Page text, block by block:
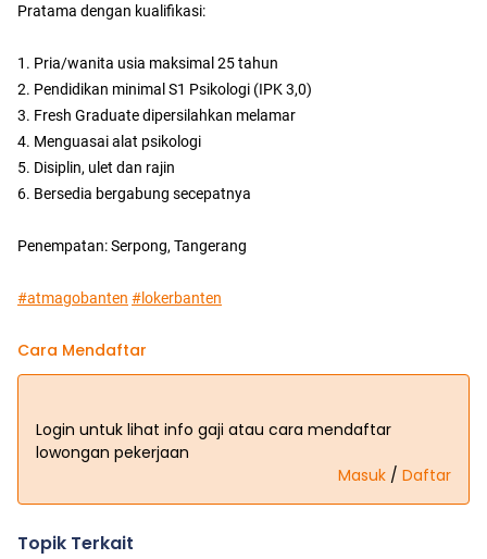
Pratama dengan kualifikasi:
1. Pria/wanita usia maksimal 25 tahun
2. Pendidikan minimal S1 Psikologi (IPK 3,0)
3. Fresh Graduate dipersilahkan melamar
4. Menguasai alat psikologi
5. Disiplin, ulet dan rajin
6. Bersedia bergabung secepatnya
Penempatan: Serpong, Tangerang
#atmagobanten #lokerbanten
Cara Mendaftar
Login untuk lihat info gaji atau cara mendaftar
lowongan pekerjaan
Masuk / Daftar
Topik Terkait